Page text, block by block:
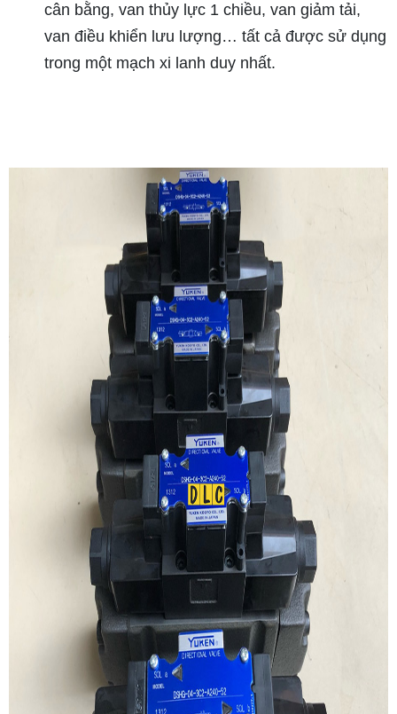
cân bằng, van thủy lực 1 chiều, van giảm tải,
van điều khiển lưu lượng… tất cả được sử dụng
trong một mạch xi lanh duy nhất.